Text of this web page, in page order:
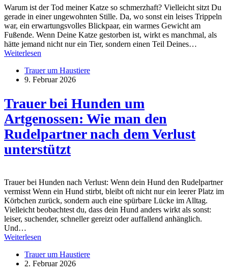
Warum ist der Tod meiner Katze so schmerzhaft? Vielleicht sitzt Du
gerade in einer ungewohnten Stille. Da, wo sonst ein leises Trippeln
war, ein erwartungsvolles Blickpaar, ein warmes Gewicht am
Fußende. Wenn Deine Katze gestorben ist, wirkt es manchmal, als
hätte jemand nicht nur ein Tier, sondern einen Teil Deines…
Weiterlesen
Trauer um Haustiere
9. Februar 2026
Trauer bei Hunden um
Artgenossen: Wie man den
Rudelpartner nach dem Verlust
unterstützt
Trauer bei Hunden nach Verlust: Wenn dein Hund den Rudelpartner
vermisst Wenn ein Hund stirbt, bleibt oft nicht nur ein leerer Platz im
Körbchen zurück, sondern auch eine spürbare Lücke im Alltag.
Vielleicht beobachtest du, dass dein Hund anders wirkt als sonst:
leiser, suchender, schneller gereizt oder auffallend anhänglich.
Und…
Weiterlesen
Trauer um Haustiere
2. Februar 2026